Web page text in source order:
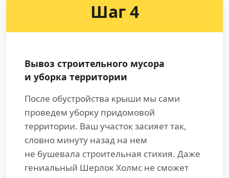
Шаг 4
Вывоз строительного мусора
и уборка территории
После обустройства крыши мы сами
проведем уборку придомовой
территории. Ваш участок засияет так,
словно минуту назад на нем
не бушевала строительная стихия. Даже
гениальный Шерлок Холмс не сможет